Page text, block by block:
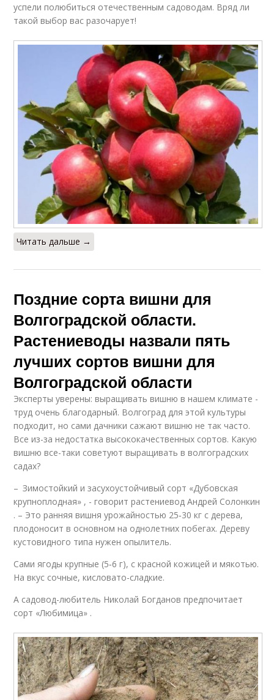
успели полюбиться отечественным садоводам. Вряд ли
такой выбор вас разочарует!
Читать дальше →
Поздние сорта вишни для
Волгоградской области.
Растениеводы назвали пять
лучших сортов вишни для
Волгоградской области
Эксперты уверены: выращивать вишню в нашем климате -
труд очень благодарный. Волгоград для этой культуры
подходит, но сами дачники сажают вишню не так часто.
Все из-за недостатка высококачественных сортов. Какую
вишню все-таки советуют выращивать в волгоградских
садах?
– Зимостойкий и засухоустойчивый сорт «Дубовская
крупноплодная» , - говорит растениевод Андрей Солонкин
. – Это ранняя вишня урожайностью 25‑30 кг с дерева,
плодоносит в основном на однолетних побегах. Дереву
кустовидного типа нужен опылитель.
Сами ягоды крупные (5‑6 г), с красной кожицей и мякотью.
На вкус сочные, кисловато-сладкие.
А садовод-любитель Николай Богданов предпочитает
сорт «Любимица» .